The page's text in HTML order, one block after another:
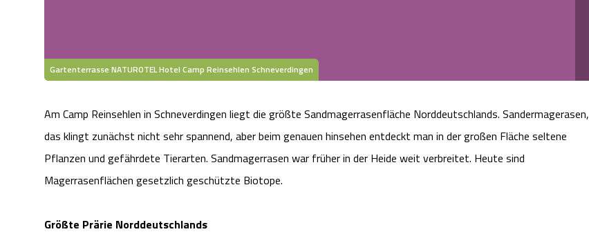
Gartenterrasse NATUROTEL Hotel Camp Reinsehlen Schneverdingen
Am Camp Reinsehlen in Schneverdingen liegt die größte Sandmagerrasenfläche Norddeutschlands. Sandermagerasen,
das klingt zunächst nicht sehr spannend, aber beim genauen hinsehen entdeckt man in der großen Fläche seltene
Pflanzen und gefährdete Tierarten. Sandmagerrasen war früher in der Heide weit verbreitet. Heute sind
Magerrasenflächen gesetzlich geschützte Biotope.
Größte Prärie Norddeutschlands